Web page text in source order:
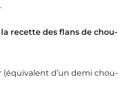
recette des flans de chou-
d’un demi chou-